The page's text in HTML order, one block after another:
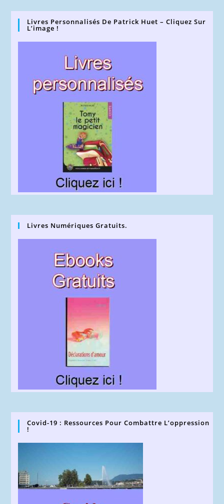
Livres Personnalisés De Patrick Huet – Cliquez Sur
L’image !
Livres Numériques Gratuits.
Covid-19 : Ressources Pour Combattre L’oppression
!